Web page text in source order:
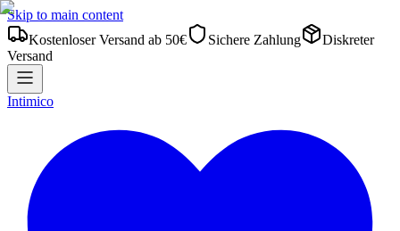
Skip to main content
Kostenloser Versand ab 50€
Sichere Zahlung
Diskreter
Versand
Intimico